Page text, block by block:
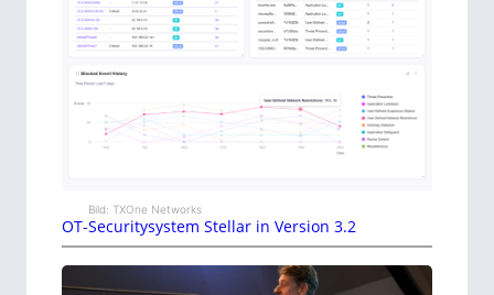
Bild: TXOne Networks
OT-Securitysystem Stellar in Version 3.2